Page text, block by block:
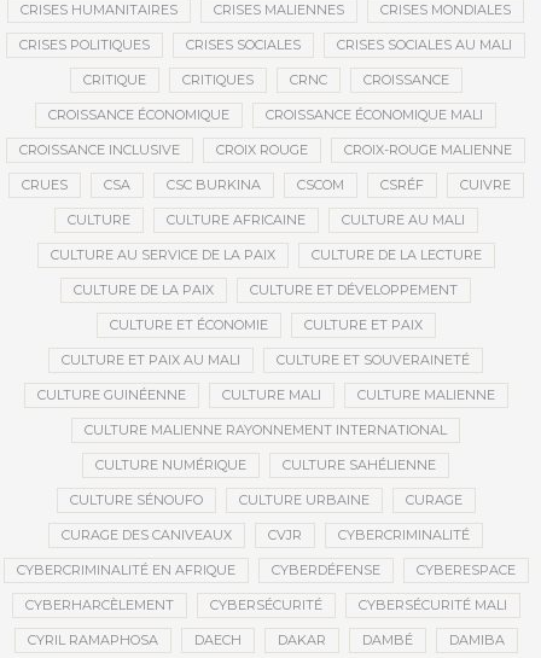
CRISES HUMANITAIRES CRISES MALIENNES CRISES MONDIALES
CRISES POLITIQUES CRISES SOCIALES CRISES SOCIALES AU MALI
CRITIQUE CRITIQUES CRNC CROISSANCE
CROISSANCE ÉCONOMIQUE CROISSANCE ÉCONOMIQUE MALI
CROISSANCE INCLUSIVE CROIX ROUGE CROIX-ROUGE MALIENNE
CRUES CSA CSC BURKINA CSCOM CSRÉF CUIVRE
CULTURE CULTURE AFRICAINE CULTURE AU MALI
CULTURE AU SERVICE DE LA PAIX CULTURE DE LA LECTURE
CULTURE DE LA PAIX CULTURE ET DÉVELOPPEMENT
CULTURE ET ÉCONOMIE CULTURE ET PAIX
CULTURE ET PAIX AU MALI CULTURE ET SOUVERAINETÉ
CULTURE GUINÉENNE CULTURE MALI CULTURE MALIENNE
CULTURE MALIENNE RAYONNEMENT INTERNATIONAL
CULTURE NUMÉRIQUE CULTURE SAHÉLIENNE
CULTURE SÉNOUFO CULTURE URBAINE CURAGE
CURAGE DES CANIVEAUX CVJR CYBERCRIMINALITÉ
CYBERCRIMINALITÉ EN AFRIQUE CYBERDÉFENSE CYBERESPACE
CYBERHARCÈLEMENT CYBERSÉCURITÉ CYBERSÉCURITÉ MALI
CYRIL RAMAPHOSA DAECH DAKAR DAMBÉ DAMIBA